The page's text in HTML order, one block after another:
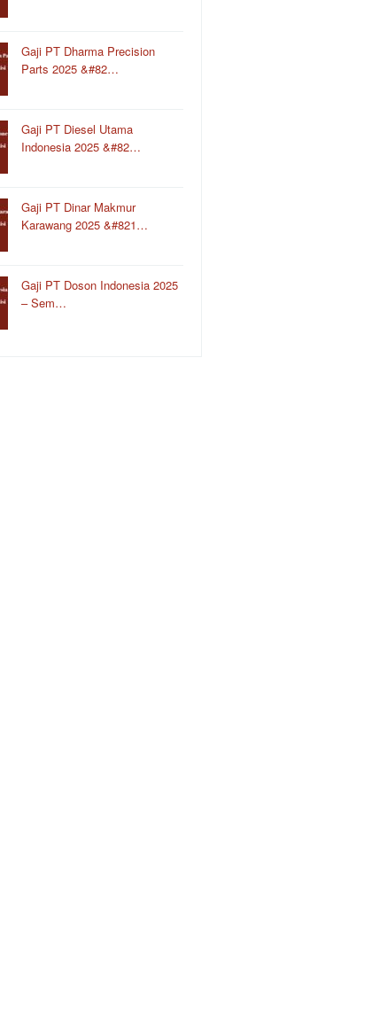
Gaji PT Dharma Precision
Parts 2025 &#82…
Gaji PT Diesel Utama
Indonesia 2025 &#82…
Gaji PT Dinar Makmur
Karawang 2025 &#821…
Gaji PT Doson Indonesia 2025
– Sem…